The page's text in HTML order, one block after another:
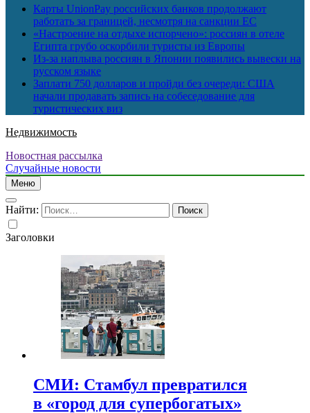
Карты UnionPay российских банков продолжают
работать за границей, несмотря на санкции ЕС
«Настроение на отдыхе испорчено»: россиян в отеле
Египта грубо оскорбили туристы из Европы
Из-за наплыва россиян в Японии появились вывески на
русском языке
Заплати 750 долларов и пройди без очереди: США
начали продавать запись на собеседование для
туристических виз
Недвижимость
Новостная рассылка
Случайные новости
Меню
Найти:
Заголовки
СМИ: Стамбул превратился
в «город для супербогатых»